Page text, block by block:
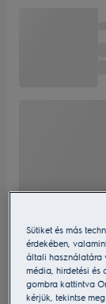
Sütiket és más
érdekében,
általi használatára
média, hirdetési és
gombra kattintva
kérjük, tekintse